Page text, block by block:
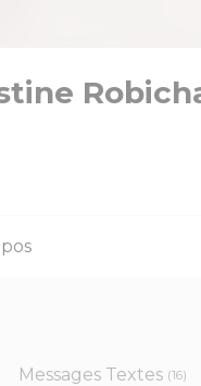
Messages Textes (16)